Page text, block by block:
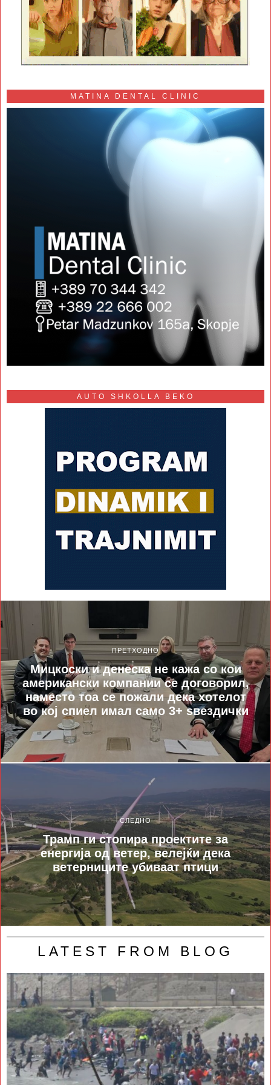
MATINA DENTAL CLINIC
AUTO SHKOLLA BEKO
ПРЕТХОДНО
Мицкоски и денеска не кажа со кои
американски компании се договорил,
наместо тоа се пожали дека хотелот
во кој спиел имал само 3+ sвездички
СЛЕДНО
Трамп ги стопира проектите за
енергија од ветер, велејќи дека
ветерниците убиваат птици
LATEST FROM BLOG